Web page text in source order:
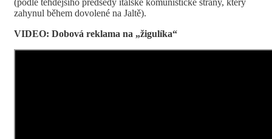
zahynul během dovolené na Jaltě).
VIDEO: Dobová reklama na „žigulíka“